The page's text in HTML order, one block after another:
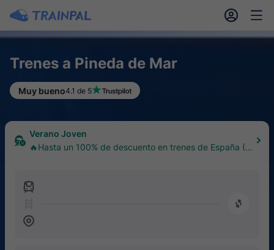
󱎓 󱒨
Trenes a Pineda de Mar
Muy bueno4.1 de 5
Verano Joven
🔥Hasta un 100% de descuento en trenes de España (1
󱍉
󰿠
󱒣